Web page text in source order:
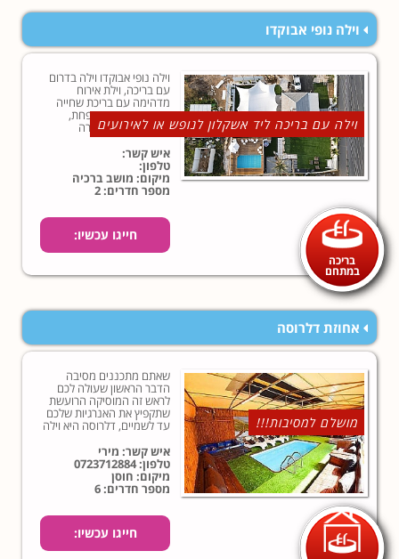
וילה נופי אבוקדו
וילה עם בריכה ליד אשקלון לנופש או לאירועים
בריכה
במתחם
וילה נופי אבוקדו וילה בדרום
עם בריכה, וילת אירוח
מדהימה עם בריכת שחייה
בחצר ענקית ומטופחת,
במרחק נסיעה קצרה
מאשקלון ומהים!
איש קשר:
טלפון:
מיקום: מושב ברכיה
מספר חדרים: 2
חייגו עכשיו:
אחוזת דלרוסה
מושלם למסיבות!!!
שאתם מתכננים מסיבה
הדבר הראשון שעולה לכם
לראש זה המוסיקה הרועשת
שתקפיץ את האנרגיות שלכם
עד לשמיים, דלרוסה היא וילה
איש קשר: מירי
טלפון:0723712884
מיקום: חוסן
מספר חדרים: 6
חייגו עכשיו: